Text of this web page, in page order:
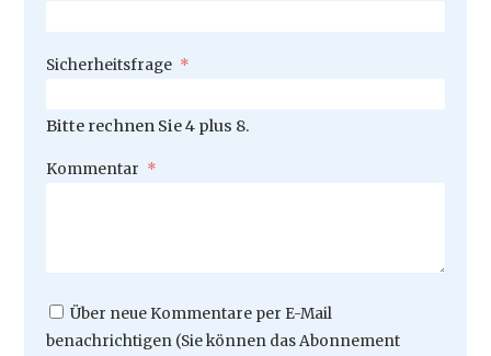
Pflichtfeld
Sicherheitsfrage *
Bitte rechnen Sie 4 plus 8.
Pflichtfeld
Kommentar *
Über neue Kommentare per E-Mail
benachrichtigen (Sie können das Abonnement